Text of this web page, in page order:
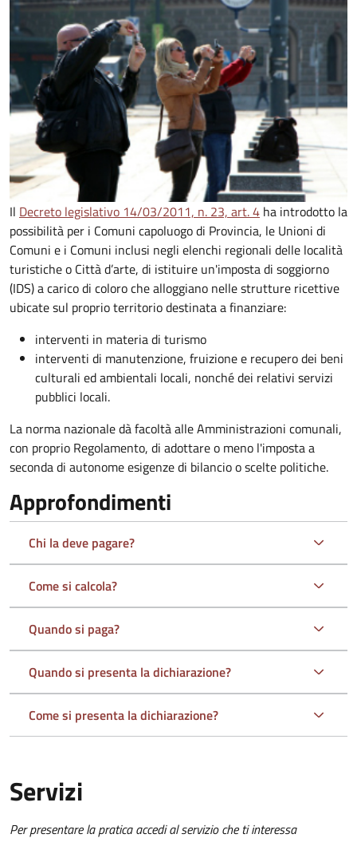
Il Decreto legislativo 14/03/2011, n. 23, art. 4 ha introdotto la
possibilità per i Comuni capoluogo di Provincia, le Unioni di
Comuni e i Comuni inclusi negli elenchi regionali delle località
turistiche o Città d’arte, di istituire un'imposta di soggiorno
(IDS) a carico di coloro che alloggiano nelle strutture ricettive
ubicate sul proprio territorio destinata a finanziare:
interventi in materia di turismo
interventi di manutenzione, fruizione e recupero dei beni
culturali ed ambientali locali, nonché dei relativi servizi
pubblici locali.
La norma nazionale dà facoltà alle Amministrazioni comunali,
con proprio Regolamento, di adottare o meno l'imposta a
seconda di autonome esigenze di bilancio o scelte politiche.
Approfondimenti
Chi la deve pagare?
Come si calcola?
Quando si paga?
Quando si presenta la dichiarazione?
Come si presenta la dichiarazione?
Servizi
Per presentare la pratica accedi al servizio che ti interessa